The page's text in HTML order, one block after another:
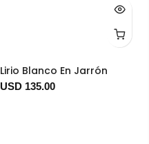
Lirio Blanco En Jarrón
USD 135.00